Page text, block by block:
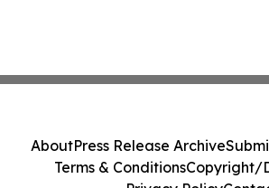
AboutPress Release Archive
Terms & ConditionsCopyright/